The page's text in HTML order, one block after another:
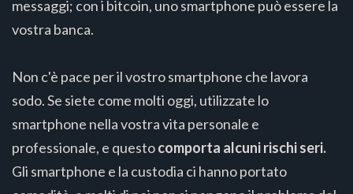
messaggi; con i bitcoin, uno smartphone può essere la
vostra banca.
Non c'è pace per il vostro smartphone che lavora
sodo. Se siete come molti oggi, utilizzate lo
smartphone nella vostra vita personale e
professionale, e questocomporta alcuni rischi seri.
Gli smartphone e la custodia ci hanno portato